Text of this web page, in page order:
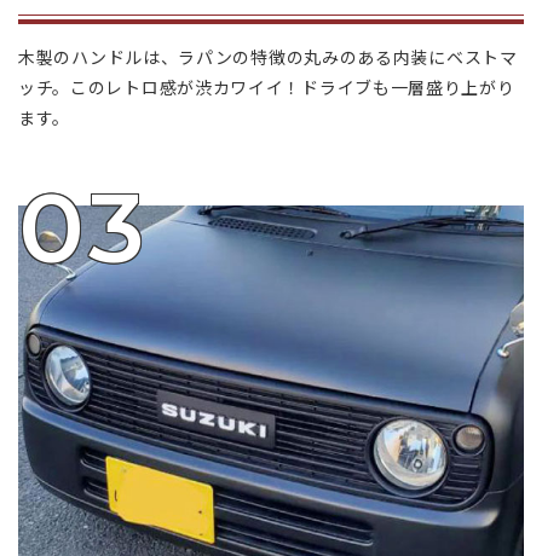
木製のハンドルは、ラパンの特徴の丸みのある内装にベストマ
ッチ。このレトロ感が渋カワイイ！ドライブも一層盛り上がり
ます。
03